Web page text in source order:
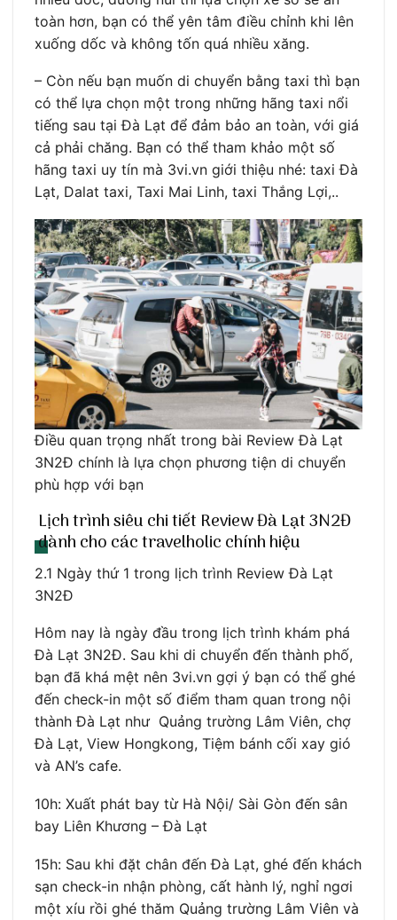
toàn hơn, bạn có thể yên tâm điều chỉnh khi lên
xuống dốc và không tốn quá nhiều xăng.
– Còn nếu bạn muốn di chuyển bằng taxi thì bạn
có thể lựa chọn một trong những hãng taxi nổi
tiếng sau tại Đà Lạt để đảm bảo an toàn, với giá
cả phải chăng. Bạn có thể tham khảo một số
hãng taxi uy tín mà 3vi.vn giới thiệu nhé: taxi Đà
Lạt, Dalat taxi, Taxi Mai Linh, taxi Thắng Lợi,..
Điều quan trọng nhất trong bài Review Đà Lạt
3N2Đ chính là lựa chọn phương tiện di chuyển
phù hợp với bạn
Lịch trình siêu chi tiết Review Đà Lạt 3N2Đ
dành cho các travelholic chính hiệu
2.1 Ngày thứ 1 trong lịch trình Review Đà Lạt
3N2Đ
Hôm nay là ngày đầu trong lịch trình khám phá
Đà Lạt 3N2Đ. Sau khi di chuyển đến thành phố,
bạn đã khá mệt nên 3vi.vn gợi ý bạn có thể ghé
đến check-in một số điểm tham quan trong nội
thành Đà Lạt như Quảng trường Lâm Viên, chợ
Đà Lạt, View Hongkong, Tiệm bánh cối xay gió
và AN’s cafe.
10h: Xuất phát bay từ Hà Nội/ Sài Gòn đến sân
bay Liên Khương – Đà Lạt
15h: Sau khi đặt chân đến Đà Lạt, ghé đến khách
sạn check-in nhận phòng, cất hành lý, nghỉ ngơi
một xíu rồi ghé thăm Quảng trường Lâm Viên và